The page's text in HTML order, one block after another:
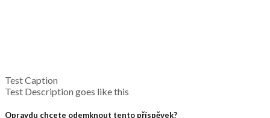
Test Caption
Test Description goes like this
Opravdu chcete odemknout tento příspěvek?